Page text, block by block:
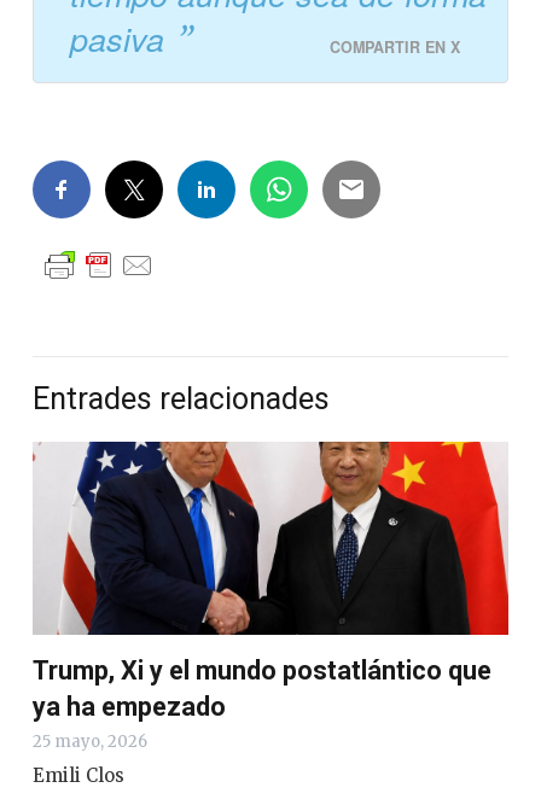
pasiva
COMPARTIR EN X
Entrades relacionades
Trump, Xi y el mundo postatlántico que
ya ha empezado
25 mayo, 2026
Emili Clos